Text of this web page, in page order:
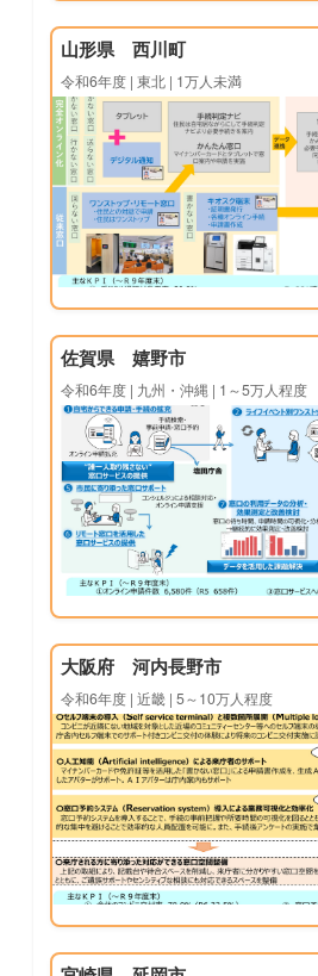
山形県 西川町
令和6年度 | 東北 | 1万人未満
佐賀県 嬉野市
令和6年度 | 九州・沖縄 | 1～5万人程度
大阪府 河内長野市
令和6年度 | 近畿 | 5～10万人程度